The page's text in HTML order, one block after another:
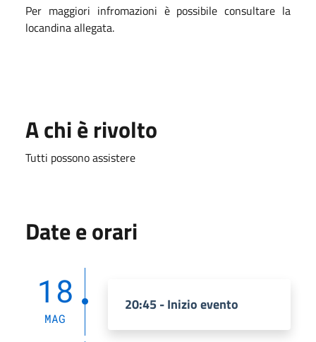
Per maggiori infromazioni è possibile consultare la
locandina allegata.
A chi è rivolto
Tutti possono assistere
Date e orari
18
MAG
20:45 - Inizio evento